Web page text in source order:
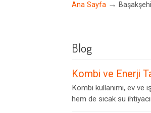
Ana Sayfa →
Blog
Kombi ve Enerji
Kombi kullanımı, ev ve
hem de sıcak su